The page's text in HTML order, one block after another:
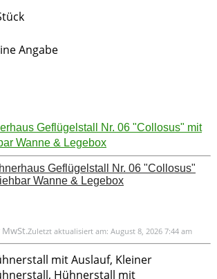
Angabe
Geflügelstall Nr. 06 "Collosus" mit
Wanne & Legebox
Zuletzt aktualisiert am: August 8, 2026 7:44 am
mit Auslauf, Kleiner
Hühnerstall mit